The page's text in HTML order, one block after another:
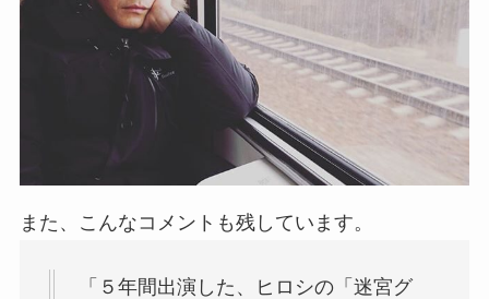
また、こんなコメントも残しています。
「５年間出演した、ヒロシの「迷宮グ